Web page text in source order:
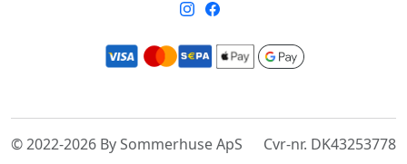
© 2022-2026 By Sommerhuse ApS Cvr-nr. DK43253778